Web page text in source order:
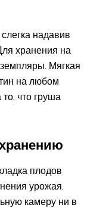
надавив
хранения на
Мягкая
на любом
что груша
плодов
урожая.
камеру ни в